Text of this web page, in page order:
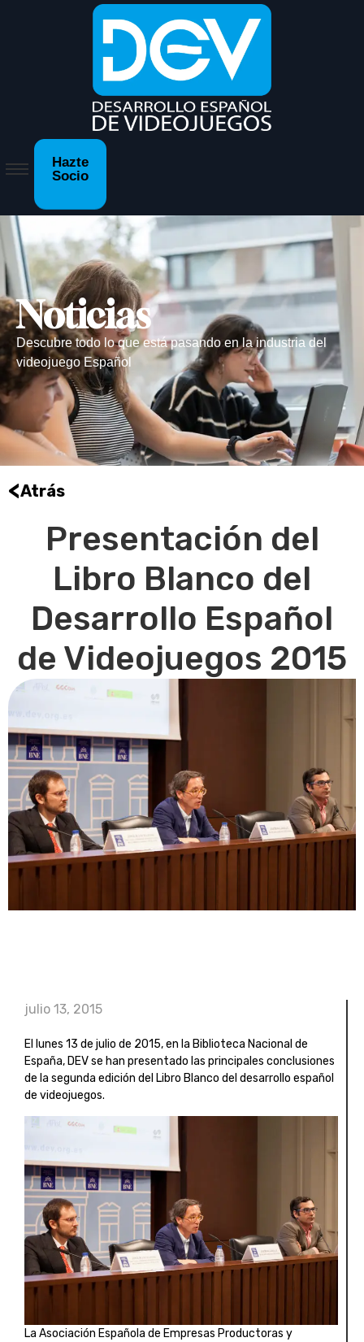
Hazte
Socio
Noticias
Descubre todo lo que está pasando en la industria del
videojuego Español
<Atrás
Presentación del
Libro Blanco del
Desarrollo Español
de Videojuegos 2015
julio 13, 2015
El lunes 13 de julio de 2015, en la Biblioteca Nacional de
España, DEV se han presentado las principales conclusiones
de la segunda edición del Libro Blanco del desarrollo español
de videojuegos.
La Asociación Española de Empresas Productoras y